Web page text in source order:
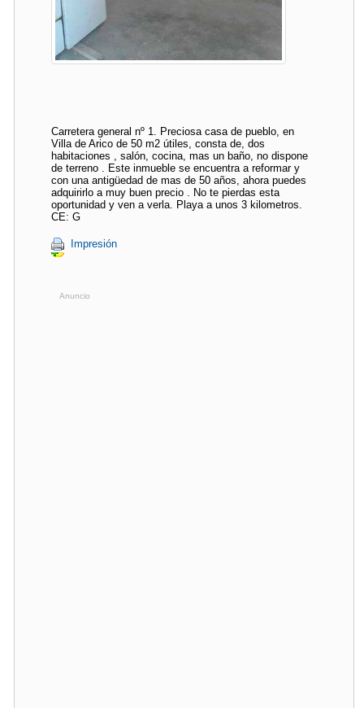
Carretera general nº 1. Preciosa casa de pueblo, en
Villa de Arico de 50 m2 útiles, consta de, dos
habitaciones , salón, cocina, mas un baño, no dispone
de terreno . Este inmueble se encuentra a reformar y
con una antigüedad de mas de 50 años, ahora puedes
adquirirlo a muy buen precio . No te pierdas esta
oportunidad y ven a verla. Playa a unos 3 kilometros.
CE: G
Impresión
Anuncio